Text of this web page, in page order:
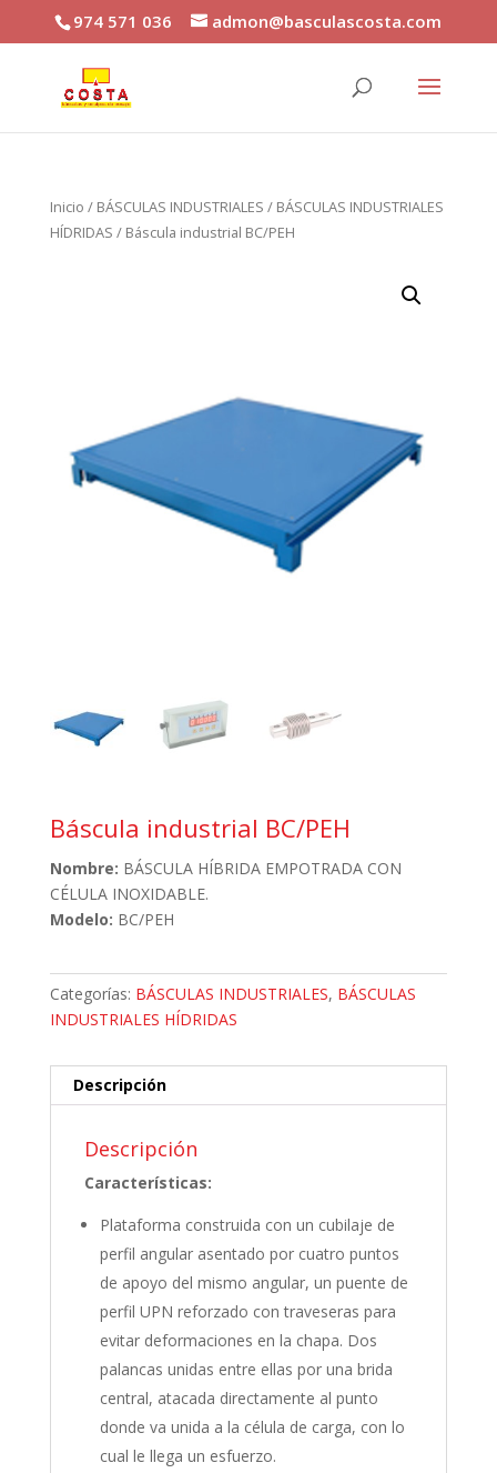
974 571 036 admon@basculascosta.com
Inicio / BÁSCULAS INDUSTRIALES / BÁSCULAS INDUSTRIALES
HÍDRIDAS / Báscula industrial BC/PEH
Báscula industrial BC/PEH
Nombre: BÁSCULA HÍBRIDA EMPOTRADA CON
CÉLULA INOXIDABLE.
Modelo: BC/PEH
Categorías: BÁSCULAS INDUSTRIALES, BÁSCULAS
INDUSTRIALES HÍDRIDAS
Descripción
Descripción
Características:
Plataforma construida con un cubilaje de
perfil angular asentado por cuatro puntos
de apoyo del mismo angular, un puente de
perfil UPN reforzado con traveseras para
evitar deformaciones en la chapa. Dos
palancas unidas entre ellas por una brida
central, atacada directamente al punto
donde va unida a la célula de carga, con lo
cual le llega un esfuerzo.